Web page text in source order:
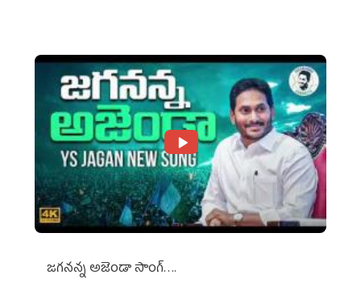
జగనన్న అజెండా సాంగ్….